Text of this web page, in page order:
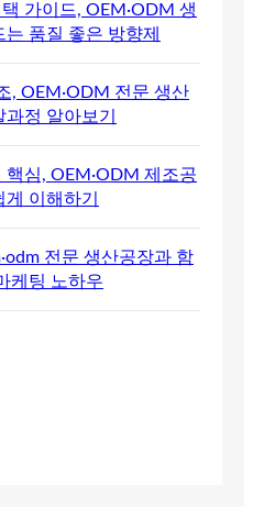
가이드, OEM·ODM 생
품질 좋은 방향제
, OEM·ODM 전문 생산
정 알아보기
심, OEM·ODM 제조공
이해하기
전문 생산공장과 함
케팅 노하우